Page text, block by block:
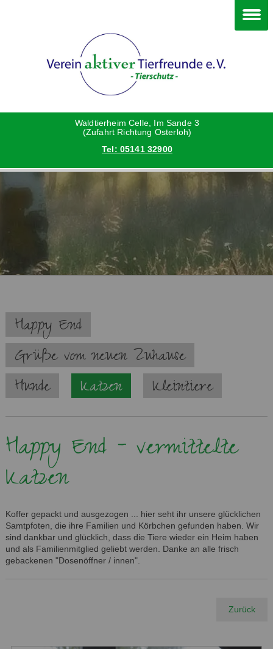
Waldtierheim Celle, Im Sande 3
(Zufahrt Richtung Osterloh)
Tel: 05141 32900
Navigation
überspringen
Happy End
Grüße vom neuen Zuhause
Hunde
Katzen Kleintiere
Happy End - vermittelte
Katzen
Koffer gepackt und ausgezogen ... hier seht ihr unsere glücklichen
Samtpfoten, die ihre Familien und Körbchen gefunden haben. Wir
sind dankbar und glücklich, dass die Tiere wieder ein Heim haben
und als Familienmitglied geliebt werden. Danke an alle frisch
gebackenen "Dosenöffner / innen".
Zurück
Katzen
Vermittlungshilfe privat
Danke an die Helfer
Vorstand
Satzung